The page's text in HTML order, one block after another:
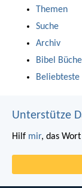
Themen
Suche
Archiv
Bibel
Unterstütze
Hilf mir, das